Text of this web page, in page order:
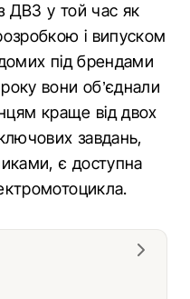
ДВЗ у той час як
і випуском
під брендами
вони об’єднали
краще від двох
завдань,
є доступна